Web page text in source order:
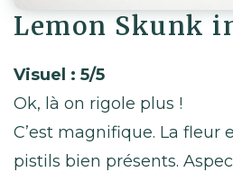
Lemon Skunk
Visuel : 5/5
Ok, là on rigole plus !
C’est magnifique. La fleur
pistils bien présents.